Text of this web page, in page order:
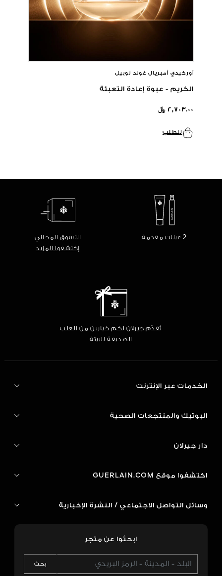
أوركيدي أمبريال غولد نوبيل
الكريم - عبوة إعادة التعبئة
٢,٧٠٣.٠٠ ﷼
للطلب
2 عينات مقدمة
التسوق المجاني
إكتشفوا المزيد
تُقدّم جيرلان لكم خيارين من العلب
الصديقة للبيئة
الخدمات عبر الإنترنت
البوتيك والمنتجعات الصحية
دار جيرلان
اكتشفوا موقع GUERLAIN.COM
وسائل التواصل الاجتماعي / النشرة الإخبارية
ابحثوا عن متجر
بحث